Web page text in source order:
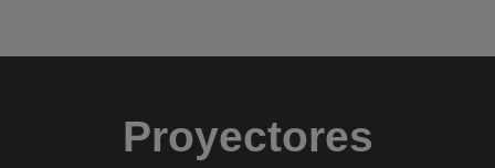
Proyectores